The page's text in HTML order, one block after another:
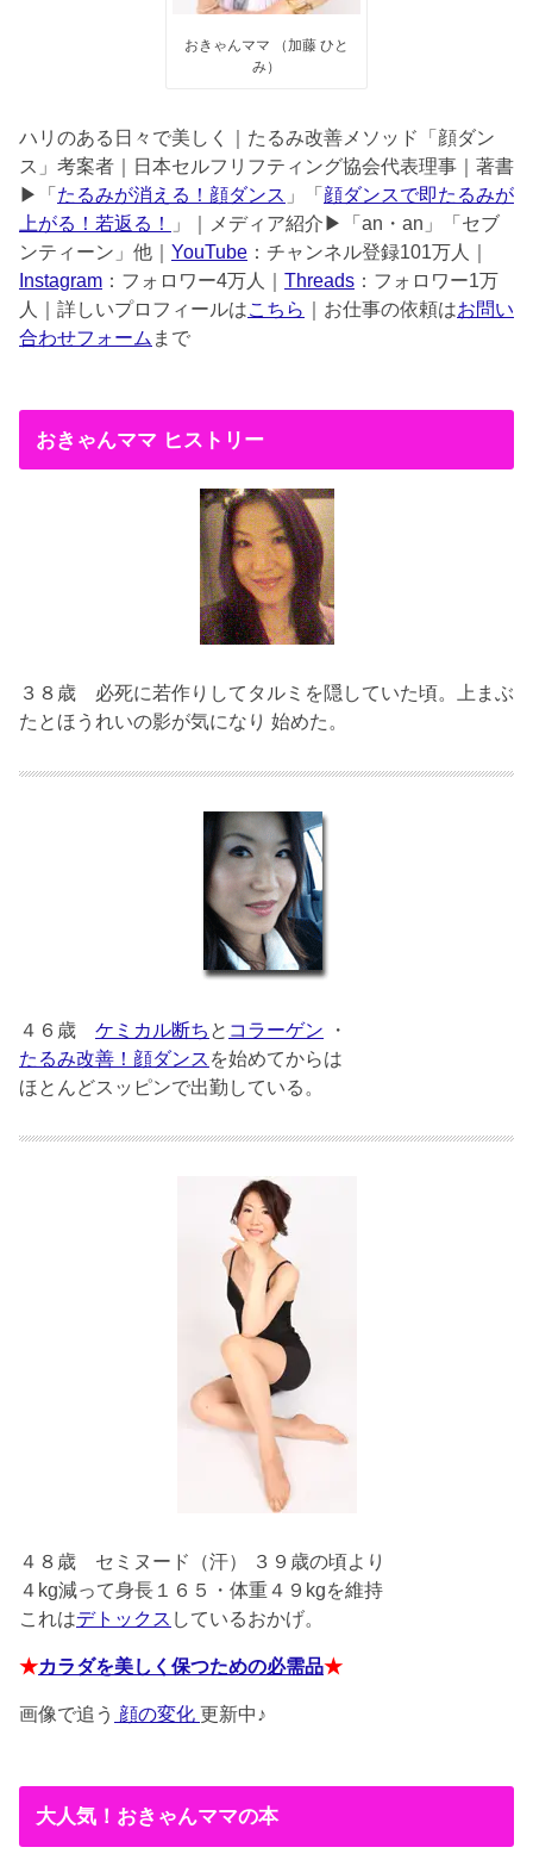
おきゃんママ （加藤 ひと
み）
ハリのある日々で美しく｜たるみ改善メソッド「顔ダン
ス」考案者｜日本セルフリフティング協会代表理事｜著書
▶︎「 たるみが消える！顔ダンス 」「 顔ダンスで即たるみが
上がる！若返る！
」｜メディア紹介▶︎「an・an」「セブ
ンティーン」他｜ YouTube ：チャンネル登録101万人｜
Instagram ：フォロワー4万人｜ Threads ：フォロワー1万
人｜詳しいプロフィールはこちら ｜お仕事の依頼はお問い
合わせフォーム まで
おきゃんママ ヒストリー
３８歳 必死に若作りしてタルミを隠していた頃。上まぶ
たとほうれいの影が気になり 始めた。
４６歳 ケミカル断ち と コラーゲン ・
たるみ改善！顔ダンス を始めてからは
ほとんどスッピンで出勤している。
４８歳 セミヌード（汗） ３９歳の頃より
４kg減って身長１６５・体重４９kgを維持
これはデトックス しているおかげ。
★カラダを美しく保つための必需品★
画像で追う 顔の変化 更新中♪
大人気！おきゃんママの本